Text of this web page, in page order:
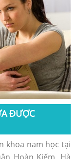
ĐƯỢC
khoa nam học tại